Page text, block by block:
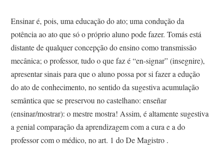
Ensinar é, pois, uma educação do ato; uma condução da
potência ao ato que só o próprio aluno pode fazer. Tomás está
distante de qualquer concepção do ensino como transmissão
mecânica; o professor, tudo o que faz é “en-signar” (insegnire),
apresentar sinais para que o aluno possa por si fazer a edução
do ato de conhecimento, no sentido da sugestiva acumulação
semântica que se preservou no castelhano: enseñar
(ensinar/mostrar): o mestre mostra! Assim, é altamente sugestiva
a genial comparação da aprendizagem com a cura e a do
professor com o médico, no art. 1 do De Magistro .